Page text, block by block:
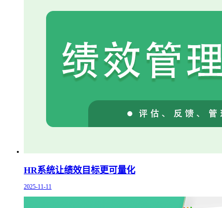
HR系统让绩效目标更可量化
2025-11-11